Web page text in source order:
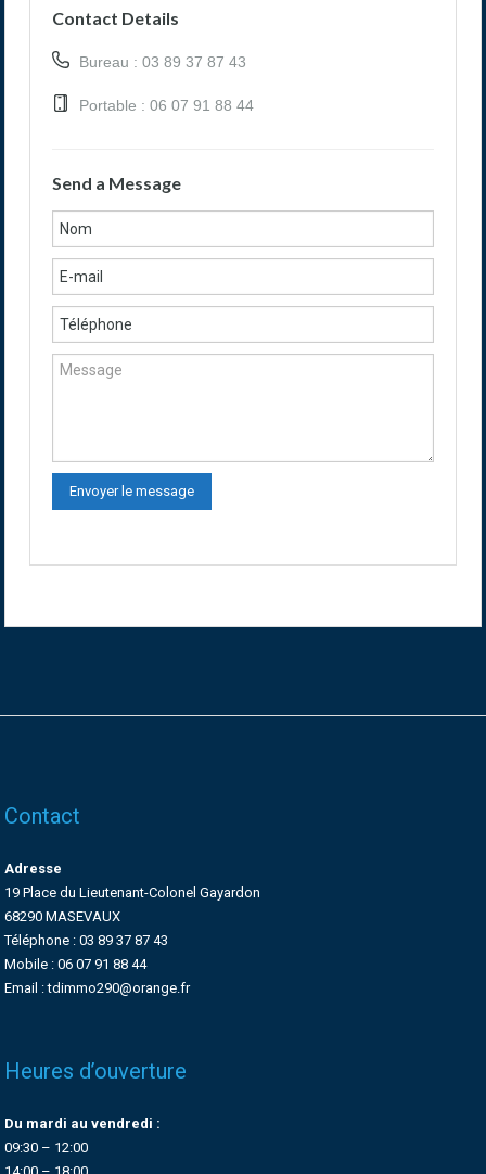
Contact Details
Bureau : 03 89 37 87 43
Portable : 06 07 91 88 44
Send a Message
Contact
Adresse
19 Place du Lieutenant-Colonel Gayardon
68290 MASEVAUX
Téléphone : 03 89 37 87 43
Mobile : 06 07 91 88 44
Email : tdimmo290@orange.fr
Heures d’ouverture
Du mardi au vendredi :
09:30 – 12:00